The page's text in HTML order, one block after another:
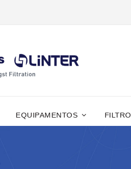
EQUIPAMENTOS